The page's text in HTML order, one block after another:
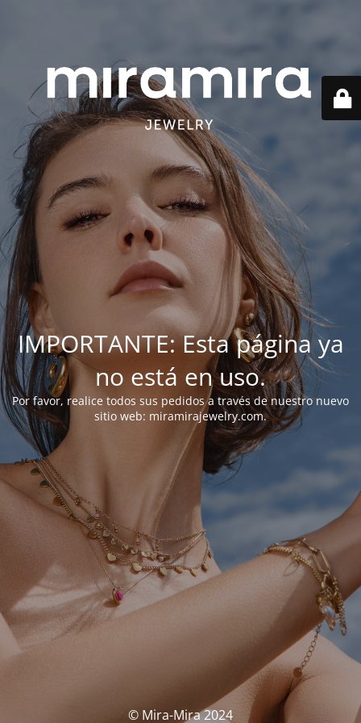
IMPORTANTE: Esta página ya
no está en uso.
Por favor, realice todos sus pedidos a través de nuestro nuevo
sitio web: miramirajewelry.com.
© Mira-Mira 2024